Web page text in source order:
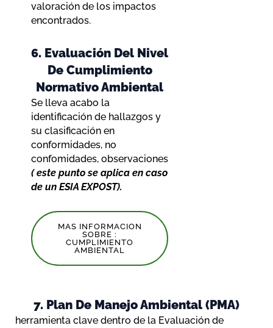
valoración de los impactos
encontrados.
6. Evaluación Del Nivel
De Cumplimiento
Normativo Ambiental
Se lleva acabo la
identificación de hallazgos y
su clasificación en
conformidades, no
confomidades, observaciones
( este punto se aplica en caso
de un ESIA EXPOST).
MAS INFORMACION
SOBRE :
CUMPLIMIENTO
AMBIENTAL
7. Plan De Manejo Ambiental (PMA)
herramienta clave dentro de la Evaluación de